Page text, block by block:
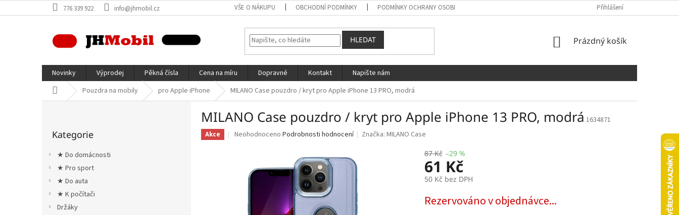
na
776 339 922 info@jhmobil.cz VŠE O NÁKUPU OBCHODNÍ PODMÍNKY PODMÍNKY OCHRANY OSOBNÍCH ÚDAJŮ Přihlášení
HLEDAT
NÁKUPNÍ
Prázdný košík
Novinky Výprodej Pěkná čísla Cena na míru Dopravné Kontakt
Napište nám
Domů Pouzdra na mobily pro Apple iPhone MILANO Case pouzdro / kryt pro Apple iPhone 13 PRO, modrá
kategorie
Kategorie
★ Do domácnosti
★ Pro sport
★ Do auta
★ K počítači
Držáky
MILANO Case pouzdro / kryt pro Apple iPhone 13 PRO, modrá 1634871
Akce
Průměrné
Neohodnoceno Podrobnosti hodnocení Značka:MILANO Case
87 Kč –29 %
61 Kč
50 Kč bez DPH
cena:
Rezervováno v objednávce...